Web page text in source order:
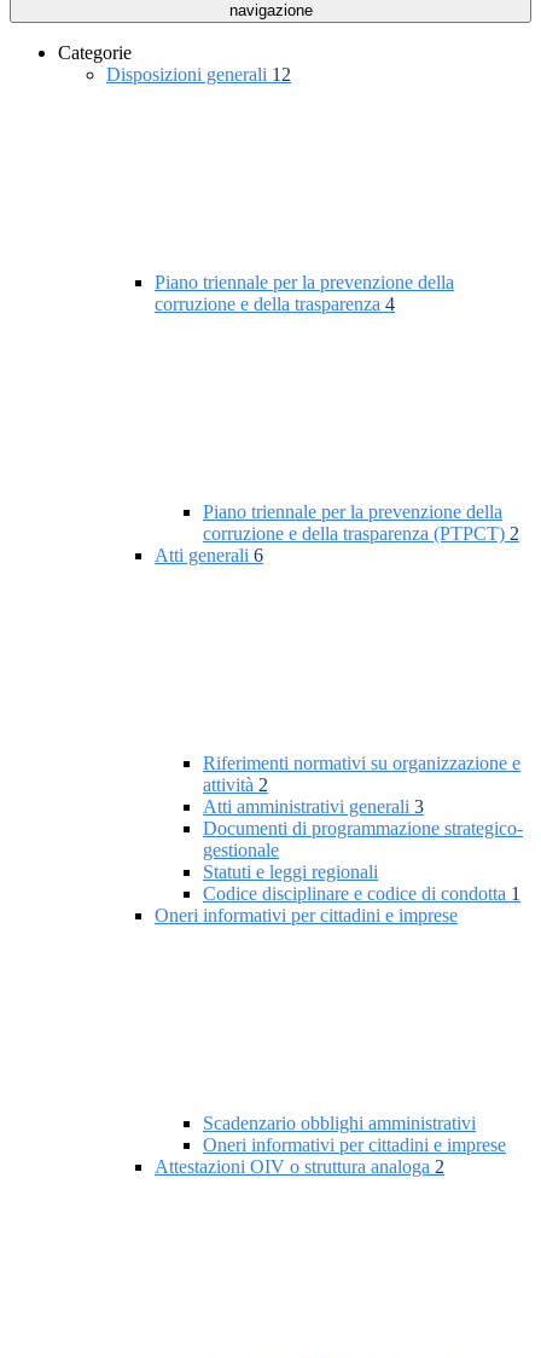
navigazione
Categorie
Disposizioni generali 12
Piano triennale per la prevenzione della
corruzione e della trasparenza 4
Piano triennale per la prevenzione della
corruzione e della trasparenza (PTPCT) 2
Atti generali 6
Riferimenti normativi su organizzazione e
attività 2
Atti amministrativi generali 3
Documenti di programmazione strategico-
gestionale
Statuti e leggi regionali
Codice disciplinare e codice di condotta 1
Oneri informativi per cittadini e imprese
Scadenzario obblighi amministrativi
Oneri informativi per cittadini e imprese
Attestazioni OIV o struttura analoga 2